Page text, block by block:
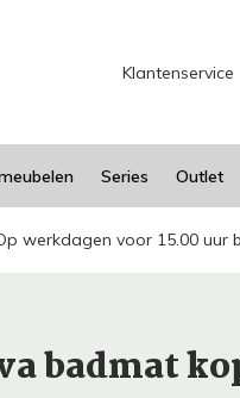
Klantenservice
Series Outlet
werkdagen voor 15.00 uur
badmat